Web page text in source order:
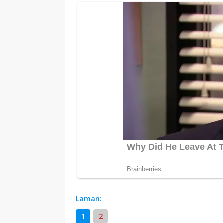
Laman:
1
2